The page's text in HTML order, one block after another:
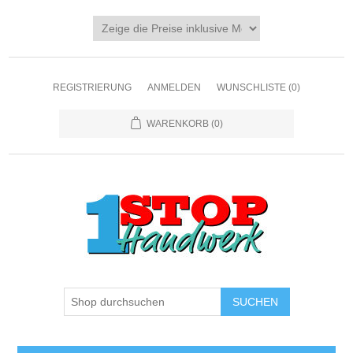
REGISTRIERUNG ANMELDEN WUNSCHLISTE (0)
WARENKORB (0)